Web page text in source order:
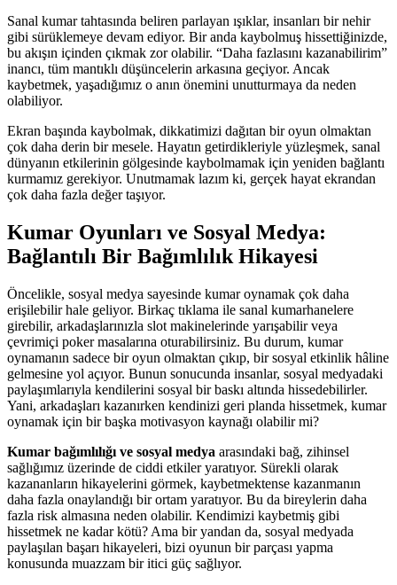
Sanal kumar tahtasında beliren parlayan ışıklar, insanları bir nehir
gibi sürüklemeye devam ediyor. Bir anda kaybolmuş hissettiğinizde,
bu akışın içinden çıkmak zor olabilir. “Daha fazlasını kazanabilirim”
inancı, tüm mantıklı düşüncelerin arkasına geçiyor. Ancak
kaybetmek, yaşadığımız o anın önemini unutturmaya da neden
olabiliyor.
Ekran başında kaybolmak, dikkatimizi dağıtan bir oyun olmaktan
çok daha derin bir mesele. Hayatın getirdikleriyle yüzleşmek, sanal
dünyanın etkilerinin gölgesinde kaybolmamak için yeniden bağlantı
kurmamız gerekiyor. Unutmamak lazım ki, gerçek hayat ekrandan
çok daha fazla değer taşıyor.
Kumar Oyunları ve Sosyal Medya:
Bağlantılı Bir Bağımlılık Hikayesi
Öncelikle, sosyal medya sayesinde kumar oynamak çok daha
erişilebilir hale geliyor. Birkaç tıklama ile sanal kumarhanelere
girebilir, arkadaşlarınızla slot makinelerinde yarışabilir veya
çevrimiçi poker masalarına oturabilirsiniz. Bu durum, kumar
oynamanın sadece bir oyun olmaktan çıkıp, bir sosyal etkinlik hâline
gelmesine yol açıyor. Bunun sonucunda insanlar, sosyal medyadaki
paylaşımlarıyla kendilerini sosyal bir baskı altında hissedebilirler.
Yani, arkadaşları kazanırken kendinizi geri planda hissetmek, kumar
oynamak için bir başka motivasyon kaynağı olabilir mi?
Kumar bağımlılığı ve sosyal medya arasındaki bağ, zihinsel
sağlığımız üzerinde de ciddi etkiler yaratıyor. Sürekli olarak
kazananların hikayelerini görmek, kaybetmektense kazanmanın
daha fazla onaylandığı bir ortam yaratıyor. Bu da bireylerin daha
fazla risk almasına neden olabilir. Kendimizi kaybetmiş gibi
hissetmek ne kadar kötü? Ama bir yandan da, sosyal medyada
paylaşılan başarı hikayeleri, bizi oyunun bir parçası yapma
konusunda muazzam bir itici güç sağlıyor.